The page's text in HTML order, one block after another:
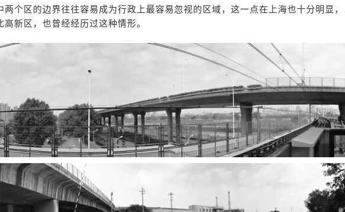
两个区的边界往往容易成为行政上最容易忽视的区域，这一点在上海也十分明显
新区，也曾经经历过这种情形。